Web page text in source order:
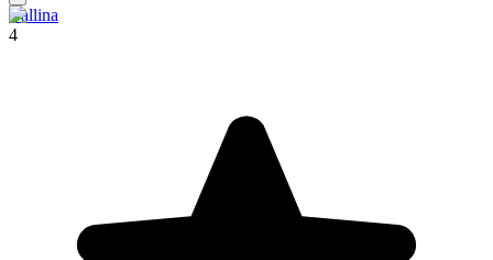
Ballina
4